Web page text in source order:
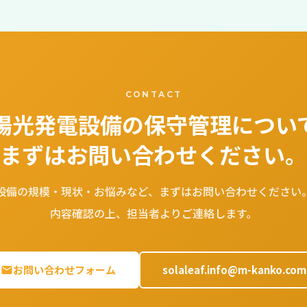
CONTACT
光発電設備の保守管理につい
まずはお問い合わせください。
備の規模・現状・お悩みなど、まずはお問い合わせください
内容確認の上、担当者よりご連絡します。
お問い合わせフォーム solaleaf.info@m-kanko.com